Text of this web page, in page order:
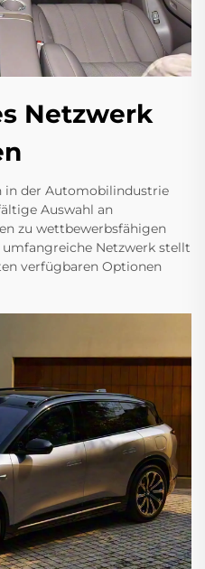
Netzwerk
in der Automobilindustrie
Auswahl an
zu wettbewerbsfähigen
umfangreiche Netzwerk stellt
verfügbaren Optionen